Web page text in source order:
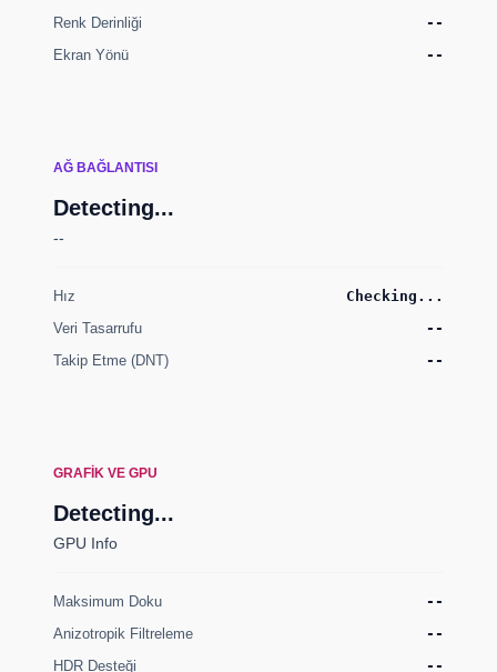
Renk Derinliği
--
Ekran Yönü
--
AĞ BAĞLANTISI
Detecting...
--
Hız
Checking...
Veri Tasarrufu
--
Takip Etme (DNT)
--
GRAFIK VE GPU
Detecting...
GPU Info
Maksimum Doku
--
Anizotropik Filtreleme
--
HDR Desteği
--